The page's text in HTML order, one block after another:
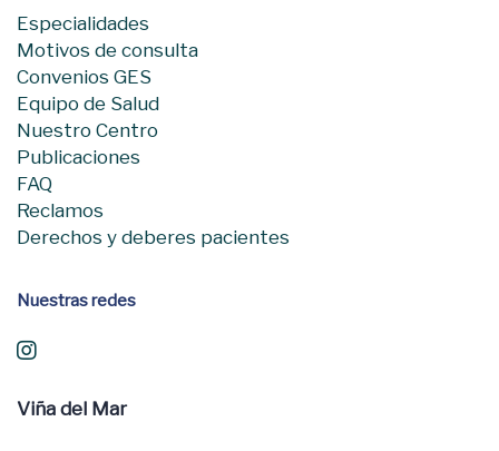
Especialidades
Motivos de consulta
Convenios GES
Equipo de Salud
Nuestro Centro
Publicaciones
FAQ
Reclamos
Derechos y deberes pacientes
Nuestras redes
Viña del Mar